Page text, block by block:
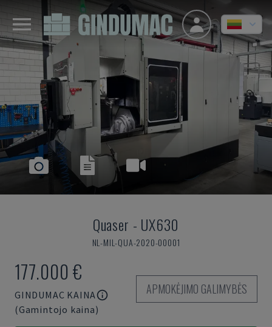
Quaser - UX630
NL-MIL-QUA-2020-00001
177.000 €
GINDUMAC KAINA
(Gamintojo kaina)
APMOKĖJIMO GALIMYBĖS